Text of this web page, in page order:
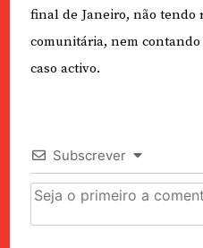
final de Janeiro, não tendo
comunitária, nem
caso activo.
Subscrever